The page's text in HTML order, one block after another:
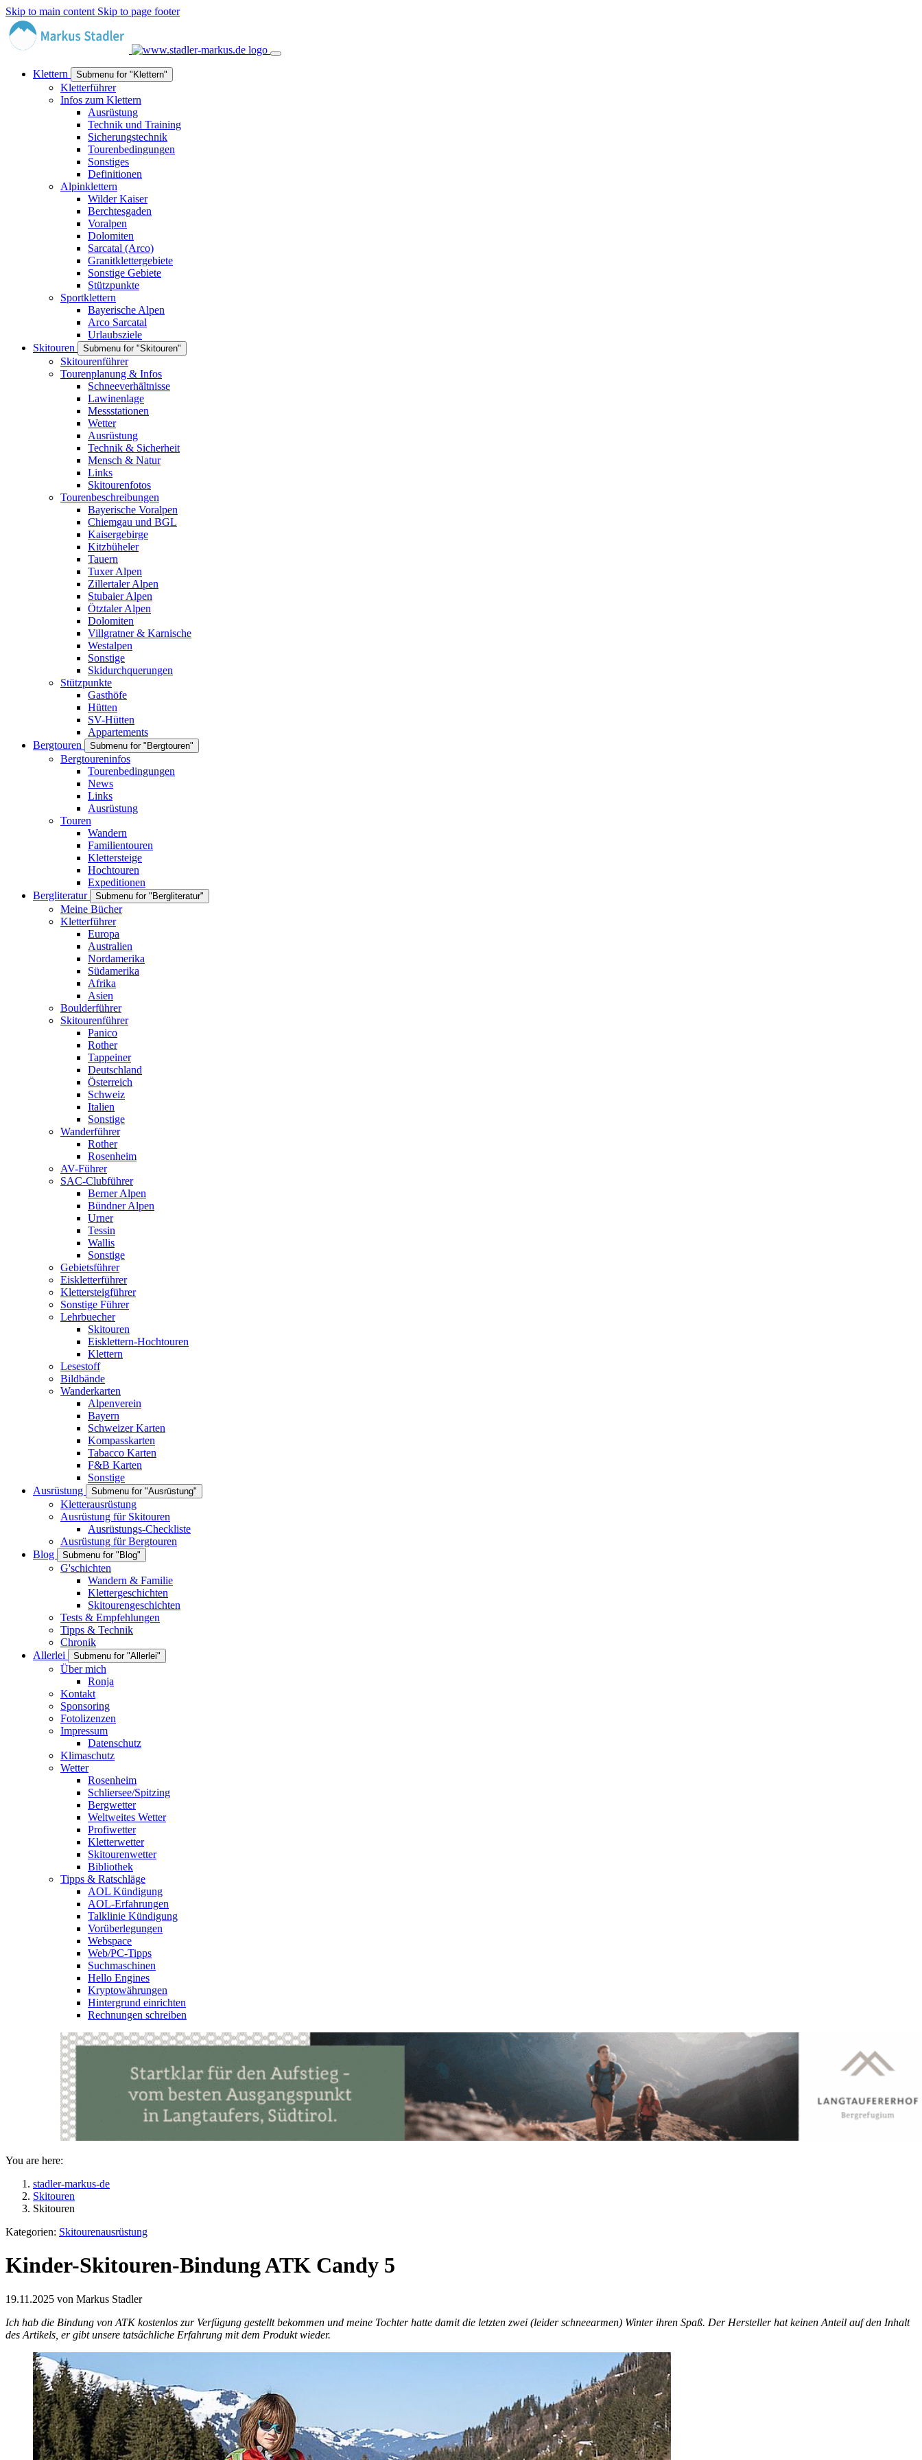
Skip to main content Skip to page footer
Klettern Submenu for "Klettern"
Kletterführer
Infos zum Klettern
Ausrüstung
Technik und Training
Sicherungstechnik
Tourenbedingungen
Sonstiges
Definitionen
Alpinklettern
Wilder Kaiser
Berchtesgaden
Voralpen
Dolomiten
Sarcatal (Arco)
Granitklettergebiete
Sonstige Gebiete
Stützpunkte
Sportklettern
Bayerische Alpen
Arco Sarcatal
Urlaubsziele
Skitouren
Submenu for "Skitouren"
Skitourenführer
Tourenplanung & Infos
Schneeverhältnisse
Lawinenlage
Messstationen
Wetter
Ausrüstung
Technik & Sicherheit
Mensch & Natur
Links
Skitourenfotos
Tourenbeschreibungen
Bayerische Voralpen
Chiemgau und BGL
Kaisergebirge
Kitzbüheler
Tauern
Tuxer Alpen
Zillertaler Alpen
Stubaier Alpen
Ötztaler Alpen
Dolomiten
Villgratner & Karnische
Westalpen
Sonstige
Skidurchquerungen
Stützpunkte
Gasthöfe
Hütten
SV-Hütten
Appartements
Bergtouren
Submenu for "Bergtouren"
Bergtoureninfos
Tourenbedingungen
News
Links
Ausrüstung
Touren
Wandern
Familientouren
Klettersteige
Hochtouren
Expeditionen
Bergliteratur
Submenu for "Bergliteratur"
Meine Bücher
Kletterführer
Europa
Australien
Nordamerika
Südamerika
Afrika
Asien
Boulderführer
Skitourenführer
Panico
Rother
Tappeiner
Deutschland
Österreich
Schweiz
Italien
Sonstige
Wanderführer
Rother
Rosenheim
AV-Führer
SAC-Clubführer
Berner Alpen
Bündner Alpen
Urner
Tessin
Wallis
Sonstige
Gebietsführer
Eiskletterführer
Klettersteigführer
Sonstige Führer
Lehrbuecher
Skitouren
Eisklettern-Hochtouren
Klettern
Lesestoff
Bildbände
Wanderkarten
Alpenverein
Bayern
Schweizer Karten
Kompasskarten
Tabacco Karten
F&B Karten
Sonstige
Ausrüstung
Submenu for "Ausrüstung"
Kletterausrüstung
Ausrüstung für Skitouren
Ausrüstungs-Checkliste
Ausrüstung für Bergtouren
Blog
Submenu for "Blog"
G'schichten
Wandern & Familie
Klettergeschichten
Skitourengeschichten
Tests & Empfehlungen
Tipps & Technik
Chronik
Allerlei
Submenu for "Allerlei"
Über mich
Ronja
Kontakt
Sponsoring
Fotolizenzen
Impressum
Datenschutz
Klimaschutz
Wetter
Rosenheim
Schliersee/Spitzing
Bergwetter
Weltweites Wetter
Profiwetter
Kletterwetter
Skitourenwetter
Bibliothek
Tipps & Ratschläge
AOL Kündigung
AOL-Erfahrungen
Talklinie Kündigung
Vorüberlegungen
Webspace
Web/PC-Tipps
Suchmaschinen
Hello Engines
Kryptowährungen
Hintergrund einrichten
Rechnungen schreiben
You are here:
stadler-markus-de
Skitouren
Skitouren
Kategorien: Skitourenausrüstung
Kinder-Skitouren-Bindung ATK Candy 5
19.11.2025 von Markus Stadler
Ich hab die Bindung von ATK kostenlos zur Verfügung gestellt bekommen und meine Tochter hatte damit die letzten zwei (leider schneearmen) Winter ihren Spaß. Der Hersteller hat keinen Anteil auf den Inhalt
des Artikels, er gibt unsere tatsächliche Erfahrung mit dem Produkt wieder.